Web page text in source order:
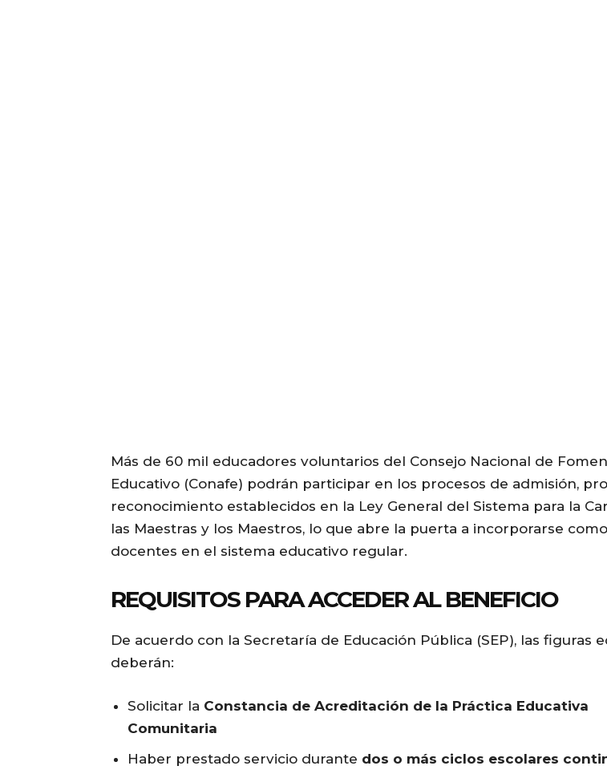
Más de 60 mil educadores voluntarios del Consejo Nacional de
Educativo (Conafe) podrán participar en los procesos de admisión,
reconocimiento establecidos en la Ley General del Sistema para la
las Maestras y los Maestros, lo que abre la puerta a incorporarse como
docentes en el sistema educativo regular.
REQUISITOS PARA ACCEDER AL BENEFICIO
De acuerdo con la Secretaría de Educación Pública (SEP), las figuras
deberán:
Solicitar la Constancia de Acreditación de la Práctica Educativa
Comunitaria
Haber prestado servicio durante dos o más ciclos escolares